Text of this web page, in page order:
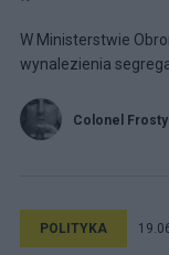
W Ministerstwie
wynalezienia
Colonel Frosty
POLITYKA